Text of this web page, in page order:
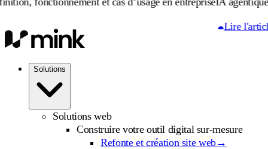
Lire l'article
Solutions
Solutions web
Construire votre outil digital sur-mesure
Refonte et création site web→